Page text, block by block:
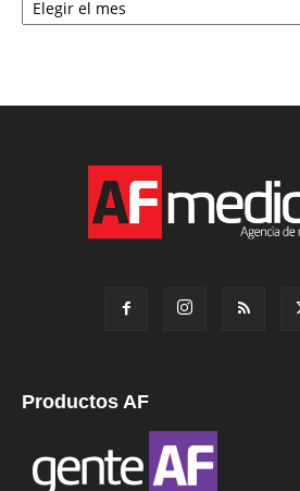
Productos AF